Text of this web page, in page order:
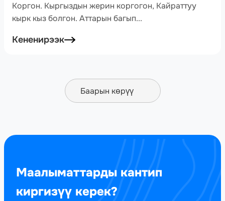
Коргон. Кыргыздын жерин коргогон, Кайраттуу
кырк кыз болгон. Аттарын багып...
Кененирээк
Баарын көрүү
Маалыматтарды кантип
киргизүү керек?